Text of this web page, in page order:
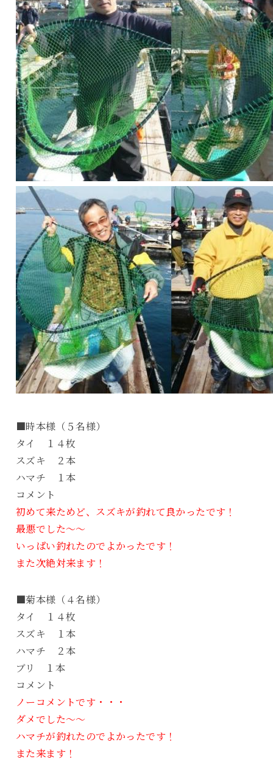
■時本様（５名様）
タイ １４枚
スズキ ２本
ハマチ １本
コメント
初めて来ためど、スズキが釣れて良かったです！
最悪でした～～
いっぱい釣れたのでよかったです！
また次絶対来ます！
■菊本様（４名様）
タイ １４枚
スズキ １本
ハマチ ２本
ブリ １本
コメント
ノーコメントです・・・
ダメでした～～
ハマチが釣れたのでよかったです！
また来ます！